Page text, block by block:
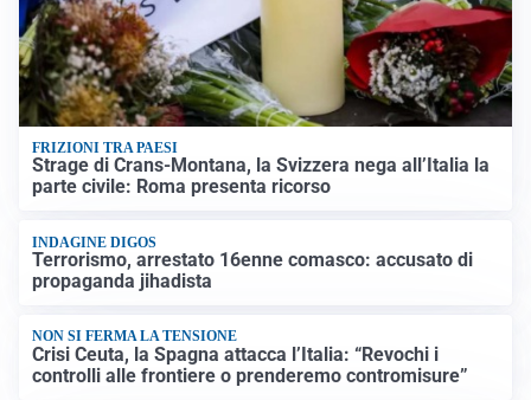
FRIZIONI TRA PAESI
Strage di Crans-Montana, la Svizzera nega all’Italia la
parte civile: Roma presenta ricorso
INDAGINE DIGOS
Terrorismo, arrestato 16enne comasco: accusato di
propaganda jihadista
NON SI FERMA LA TENSIONE
Crisi Ceuta, la Spagna attacca l’Italia: “Revochi i
controlli alle frontiere o prenderemo contromisure”